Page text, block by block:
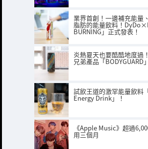
業界首創！一邊補充能量
脂肪的能量飲料！
BURNING」正式發表！
炎熱夏天也要酷酷地度過
兄弟產品「BODYGUARD
試飲王道的激罕能量飲料
Energy Drink」！
《Apple Music》超過
用三個月